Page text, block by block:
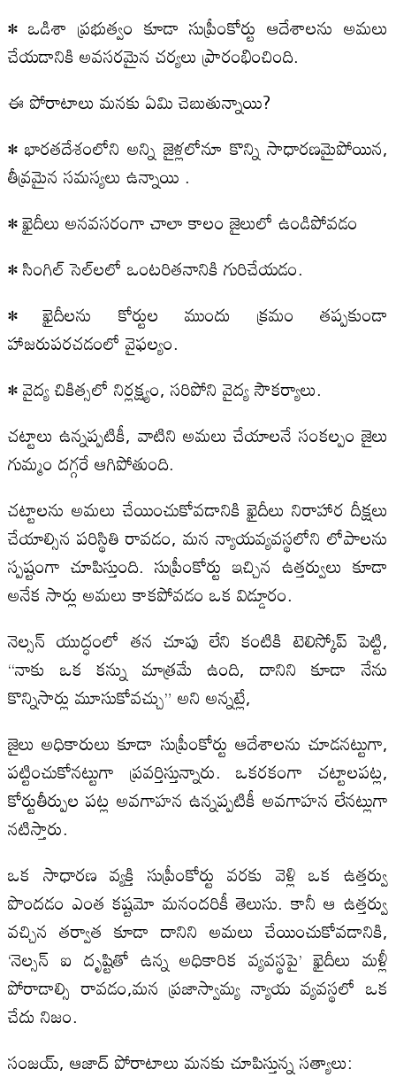
• ఒడిశా ప్రభుత్వం కూడా సుప్రీంకోర్టు ఆదేశాలను అమలు
చేయడానికి అవసరమైన చర్యలు ప్రారంభించింది.
ఈ పోరాటాలు మనకు ఏమి చెబుతున్నాయి?
• భారతదేశంలోని అన్ని జైళ్లలోనూ కొన్ని సాధారణమైపోయిన,
తీవ్రమైన సమస్యలు ఉన్నాయి .
• ఖైదీలు అనవసరంగా చాలా కాలం జైలులో ఉండిపోవడం
• సింగిల్‌ సెల్‌లలో ఒంటరితనానికి గురిచేయడం.
• ఖైదీలను కోర్టుల ముందు క్రమం తప్పకుండా
హాజరుపరచడంలో వైఫల్యం.
• వైద్య చికిత్సలో నిర్లక్ష్యం, సరిపోని వైద్య సౌకర్యాలు.
చట్టాలు ఉన్నప్పటికీ, వాటిని అమలు చేయాలనే సంకల్పం జైలు
గుమ్మం దగ్గరే ఆగిపోతుంది.
చట్టాలను అమలు చేయించుకోవడానికి ఖైదీలు నిరాహార దీక్షలు
చేయాల్సిన పరిస్థితి రావడం, మన న్యాయవ్యవస్థలోని లోపాలను
స్పష్టంగా చూపిస్తుంది. సుప్రీంకోర్టు ఇచ్చిన ఉత్తర్వులు కూడా
అనేక సార్లు అమలు కాకపోవడం ఒక విడ్డూరం.
నెల్సన్ యుద్ధంలో తన చూపు లేని కంటికి టెలిస్కోప్ పెట్టి,
“నాకు ఒక కన్ను మాత్రమే ఉంది, దానిని కూడా నేను
కొన్నిసార్లు మూసుకోవచ్చు” అని అన్నట్లే,
జైలు అధికారులు కూడా సుప్రీంకోర్టు ఆదేశాలను చూడనట్టుగా,
పట్టించుకోనట్టుగా ప్రవర్తిస్తున్నారు. ఒకరకంగా చట్టాలపట్ల,
కోర్టుతీర్పుల పట్ల అవగాహన ఉన్నప్పటికీ అవగాహన లేనట్లుగా
నటిస్తారు.
ఒక సాధారణ వ్యక్తి సుప్రీంకోర్టు వరకు వెళ్లి ఒక ఉత్తర్వు
పొందడం ఎంత కష్టమో మనందరికీ తెలుసు. కానీ ఆ ఉత్తర్వు
వచ్చిన తర్వాత కూడా దానిని అమలు చేయించుకోవడానికి,
‘నెల్సన్ ఐ దృష్టితో ఉన్న అధికారిక వ్యవస్థపై’ ఖైదీలు మళ్లీ
పోరాడాల్సి రావడం,మన ప్రజాస్వామ్య న్యాయ వ్యవస్థలో ఒక
చేదు నిజం.
సంజయ్‌, ఆజాద్ పోరాటాలు మనకు చూపిస్తున్న సత్యాలు: